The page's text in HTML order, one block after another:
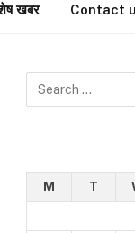
खबर Contact
M T